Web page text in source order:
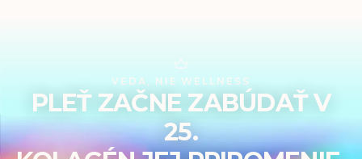
VEDA, NIE WELLNESS
PLEŤ ZAČNE ZABÚDAŤ V
25.